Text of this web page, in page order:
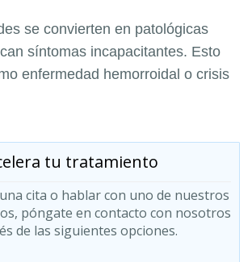
se convierten en patológicas
síntomas incapacitantes. Esto
enfermedad hemorroidal o crisis
tu tratamiento
cita o hablar con uno de nuestros
póngate en contacto con nosotros
de las siguientes opciones.